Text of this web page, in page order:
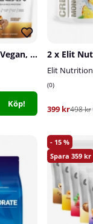
8 x SOLID Nutrition Vegan, 750 g
Köp!
Elit Nutrition
0
399 kr498 kr
15
359